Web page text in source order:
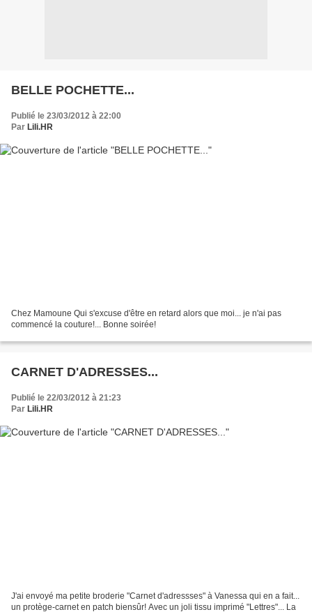
BELLE POCHETTE...
Publié le 23/03/2012 à 22:00
Par Lili.HR
Chez Mamoune Qui s'excuse d'être en retard alors que moi... je n'ai pas
commencé la couture!... Bonne soirée!
CARNET D'ADRESSES...
Publié le 22/03/2012 à 21:23
Par Lili.HR
J'ai envoyé ma petite broderie "Carnet d'adressses" à Vanessa qui en a fait...
un protège-carnet en patch biensûr! Avec un joli tissu imprimé "Lettres"... La